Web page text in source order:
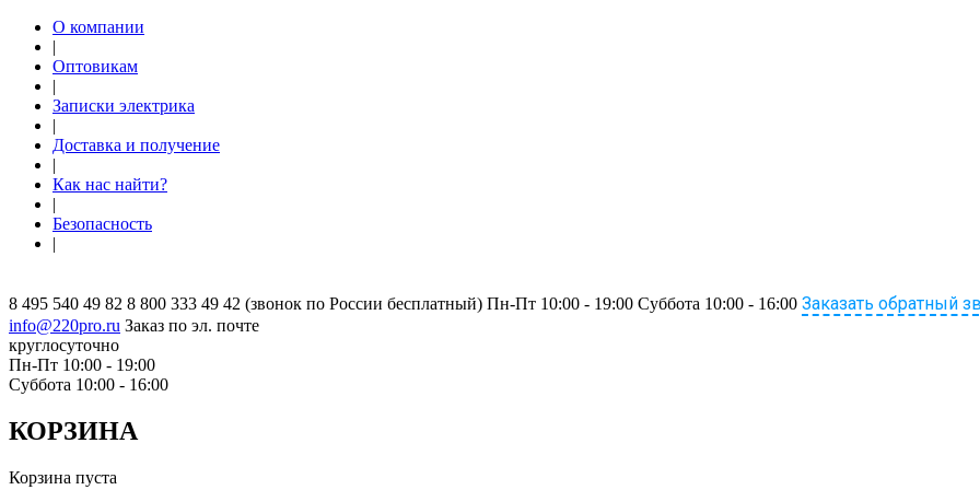
О компании
|
Оптовикам
|
Записки электрика
|
Доставка и получение
|
Как нас найти?
|
Безопасность
|
8 495 540 49 82 8 800 333 49 42 (звонок по России бесплатный) Пн-Пт 10:00 - 19:00 Суббота 10:00 - 16:00 Заказать обратный
info@220pro.ru Заказ по эл. почте
круглосуточно
Пн-Пт 10:00 - 19:00
Суббота 10:00 - 16:00
КОРЗИНА
Корзина пуста